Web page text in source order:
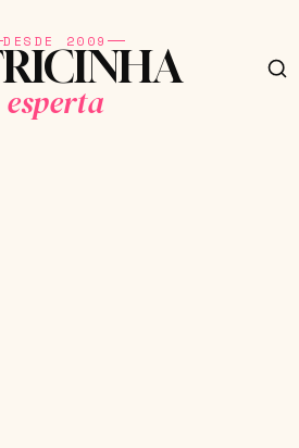
DESDE 2009
esperta